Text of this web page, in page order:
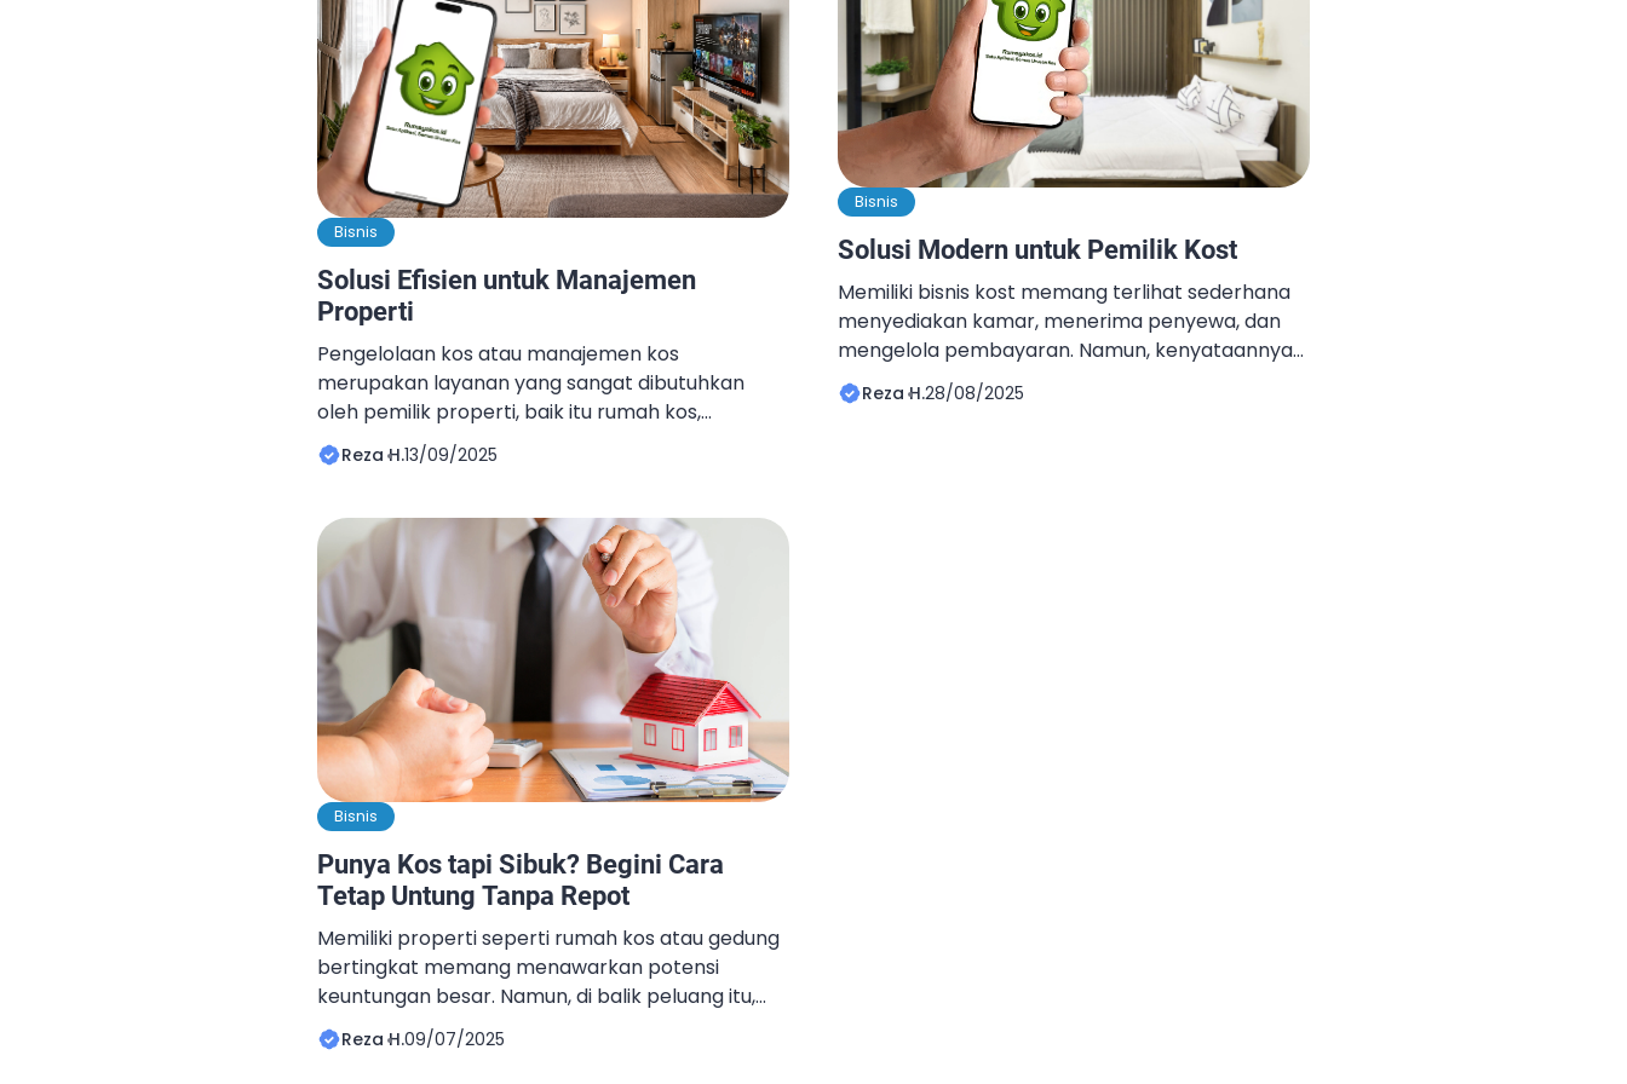
Bisnis
Solusi Efisien untuk Manajemen
Properti
Pengelolaan kos atau manajemen kos
merupakan layanan yang sangat dibutuhkan
oleh pemilik properti, baik itu rumah kos,
apartemen, maupun gedung perkantoran. Dalam
dunia properti, pengelolaan kos yang baik akan
menghasilkan keuntungan secara maksimal,
terkelola dengan efisien, dan memenuhi
kebutuhan penyewa. Jasa pengelolaan kos hadir
untuk memberikan solusi yang mengintegrasikan
[…]
Reza H.13/09/2025
Bisnis
Solusi Modern untuk Pemilik Kost
Memiliki bisnis kost memang terlihat sederhana
menyediakan kamar, menerima penyewa, dan
mengelola pembayaran. Namun, kenyataannya
tidak semudah itu. Banyak pemilik kost yang
kewalahan karena harus menangani berbagai
Reza H.28/08/2025
Bisnis
Punya Kos tapi Sibuk? Begini Cara
Tetap Untung Tanpa Repot
Memiliki properti seperti rumah kos atau gedung
bertingkat memang menawarkan potensi
keuntungan besar. Namun, di balik peluang itu,
ada tantangan yang tidak sedikit mulai dari
mengelola penyewa, menjaga fasilitas tetap
Reza H.09/07/2025